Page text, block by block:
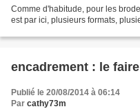
Comme d'habitude, pour les
est par ici, plusieurs formats,
encadrement : le
Publié le 20/08/2014 à 06:14
Par cathy73m